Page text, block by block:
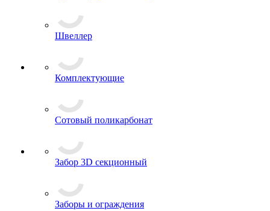
Швеллер
Комплектующие
Сотовый поликарбонат
Забор 3D секционный
Заборы и ограждения